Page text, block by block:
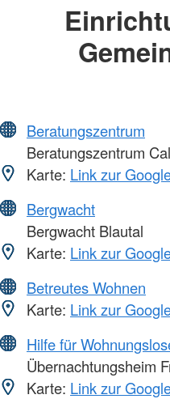
Beratungszentrum
Beratungszentrum
Karte: Link zur
Bergwacht
Bergwacht Blautal
Karte: Link zur
Betreutes Wohnen
Karte: Link zur
Hilfe für
Übernachtungsheim
Karte: Link zur